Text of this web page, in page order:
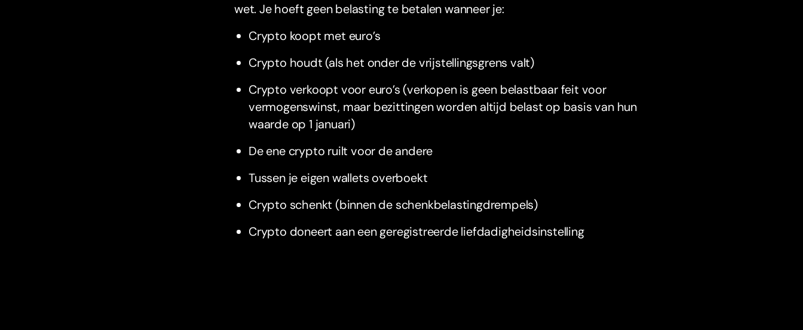
wet. Je hoeft geen belasting te betalen wanneer je:
Crypto koopt met euro’s
Crypto houdt (als het onder de vrijstellingsgrens valt)
Crypto verkoopt voor euro’s (verkopen is geen belastbaar feit voor
vermogenswinst, maar bezittingen worden altijd belast op basis van hun
waarde op 1 januari)
De ene crypto ruilt voor de andere
Tussen je eigen wallets overboekt
Crypto schenkt (binnen de schenkbelastingdrempels)
Crypto doneert aan een geregistreerde liefdadigheidsinstelling